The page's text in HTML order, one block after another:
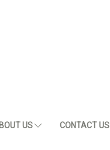
US CONTACT US